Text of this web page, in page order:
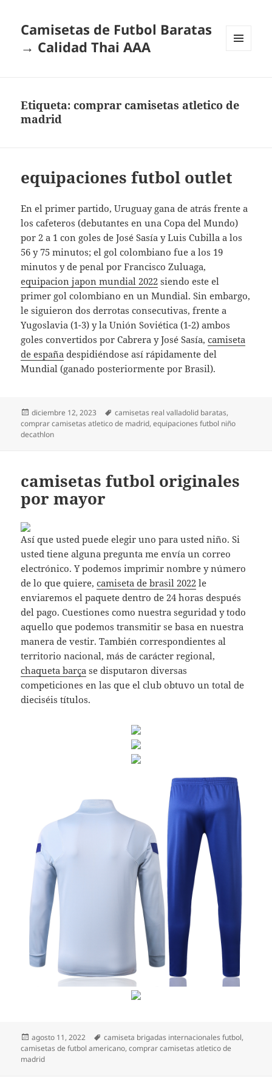
Camisetas de Futbol Baratas
→ Calidad Thai AAA
Etiqueta:comprar camisetas atletico de
madrid
equipaciones futbol outlet
En el primer partido, Uruguay gana de atrás frente a
los cafeteros (debutantes en una Copa del Mundo)
por 2 a 1 con goles de José Sasía y Luis Cubilla a los
56 y 75 minutos; el gol colombiano fue a los 19
minutos y de penal por Francisco Zuluaga,
equipacion japon mundial 2022 siendo este el
primer gol colombiano en un Mundial. Sin embargo,
le siguieron dos derrotas consecutivas, frente a
Yugoslavia (1-3) y la Unión Soviética (1-2) ambos
goles convertidos por Cabrera y José Sasía,camiseta
de españa despidiéndose así rápidamente del
Mundial (ganado posteriormente por Brasil).
Publicado
el
diciembre 12, 2023 Etiquetas
camisetas real valladolid baratas,
comprar camisetas atletico de madrid,equipaciones futbol niño
decathlon
camisetas futbol originales
por mayor
Así que usted puede elegir uno para usted niño. Si
usted tiene alguna pregunta me envía un correo
electrónico. Y podemos imprimir nombre y número
de lo que quiere,camiseta de brasil 2022 le
enviaremos el paquete dentro de 24 horas después
del pago. Cuestiones como nuestra seguridad y todo
aquello que podemos transmitir se basa en nuestra
manera de vestir. También correspondientes al
territorio nacional, más de carácter regional,
chaqueta barça se disputaron diversas
competiciones en las que el club obtuvo un total de
dieciséis títulos.
Publicado
el
agosto 11, 2022 Etiquetas
camiseta brigadas internacionales futbol,
camisetas de futbol americano,comprar camisetas atletico de
madrid